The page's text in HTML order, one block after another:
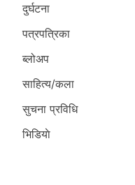
दुर्घटना
पत्रपत्रिका
ब्लोअप
साहित्य/कला
सुचना प्रविधि
भिडियाे